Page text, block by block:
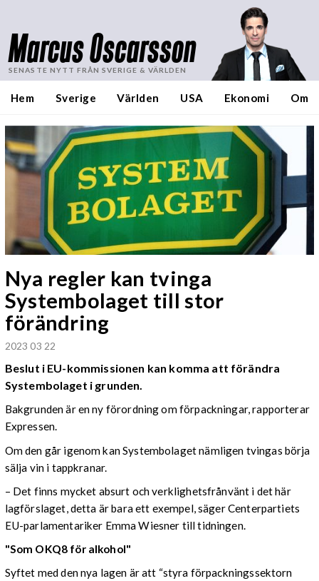
Marcus Oscarsson
SENASTE NYTT FRÅN SVERIGE & VÄRLDEN
Hem Sverige Världen USA Ekonomi Om
Nya regler kan tvinga
Systembolaget till stor
förändring
2023 03 22
Beslut i EU-kommissionen kan komma att förändra
Systembolaget i grunden.
Bakgrunden är en ny förordning om förpackningar, rapporterar
Expressen.
Om den går igenom kan Systembolaget nämligen tvingas börja
sälja vin i tappkranar.
– Det finns mycket absurt och verklighetsfrånvänt i det här
lagförslaget, detta är bara ett exempel, säger Centerpartiets
EU-parlamentariker Emma Wiesner till tidningen.
"Som OKQ8 för alkohol"
Syftet med den nya lagen är att “styra förpackningssektorn